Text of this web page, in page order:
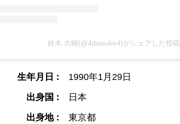
鈴木 大輔(@4daisuke4)がシェアした投稿
生年月日 :
1990年1月29日
出身国 :
日本
出身地 :
東京都